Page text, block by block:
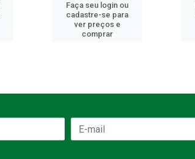
Faça seu login ou
cadastre-se para
ver preços e
comprar